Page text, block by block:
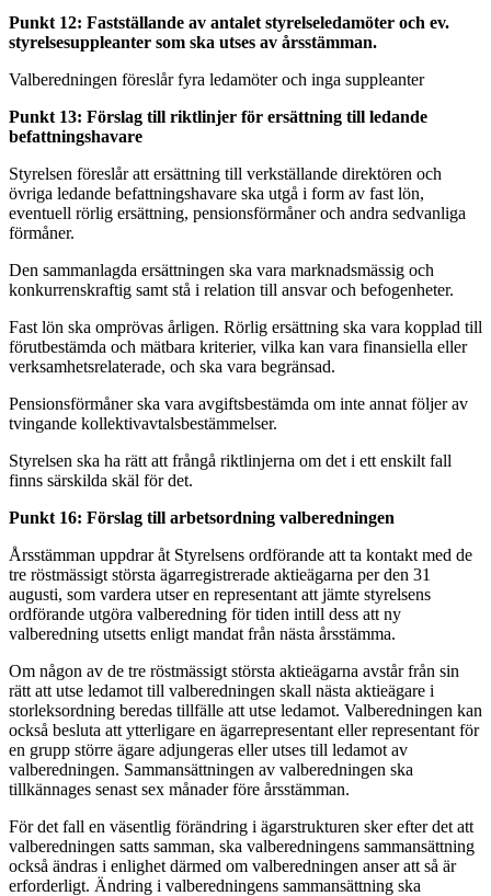
Punkt 12: Fastställande av antalet styrelseledamöter och ev.
styrelsesuppleanter som ska utses av årsstämman.
Valberedningen föreslår fyra ledamöter och inga suppleanter
Punkt 13: Förslag till riktlinjer för ersättning till ledande
befattningshavare
Styrelsen föreslår att ersättning till verkställande direktören och
övriga ledande befattningshavare ska utgå i form av fast lön,
eventuell rörlig ersättning, pensionsförmåner och andra sedvanliga
förmåner.
Den sammanlagda ersättningen ska vara marknadsmässig och
konkurrenskraftig samt stå i relation till ansvar och befogenheter.
Fast lön ska omprövas årligen. Rörlig ersättning ska vara kopplad till
förutbestämda och mätbara kriterier, vilka kan vara finansiella eller
verksamhetsrelaterade, och ska vara begränsad.
Pensionsförmåner ska vara avgiftsbestämda om inte annat följer av
tvingande kollektivavtalsbestämmelser.
Styrelsen ska ha rätt att frångå riktlinjerna om det i ett enskilt fall
finns särskilda skäl för det.
Punkt 16: Förslag till arbetsordning valberedningen
Årsstämman uppdrar åt Styrelsens ordförande att ta kontakt med de
tre röstmässigt största ägarregistrerade aktieägarna per den 31
augusti, som vardera utser en representant att jämte styrelsens
ordförande utgöra valberedning för tiden intill dess att ny
valberedning utsetts enligt mandat från nästa årsstämma.
Om någon av de tre röstmässigt största aktieägarna avstår från sin
rätt att utse ledamot till valberedningen skall nästa aktieägare i
storleksordning beredas tillfälle att utse ledamot. Valberedningen kan
också besluta att ytterligare en ägarrepresentant eller representant för
en grupp större ägare adjungeras eller utses till ledamot av
valberedningen. Sammansättningen av valberedningen ska
tillkännages senast sex månader före årsstämman.
För det fall en väsentlig förändring i ägarstrukturen sker efter det att
valberedningen satts samman, ska valberedningens sammansättning
också ändras i enlighet därmed om valberedningen anser att så är
erforderligt. Ändring i valberedningens sammansättning ska